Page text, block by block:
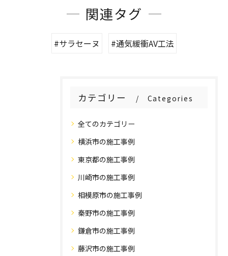
関連タグ
#サラセーヌ #通気緩衝AV工法
カテゴリー Categories
全てのカテゴリー
横浜市の施工事例
東京都の施工事例
川崎市の施工事例
相模原市の施工事例
秦野市の施工事例
鎌倉市の施工事例
藤沢市の施工事例